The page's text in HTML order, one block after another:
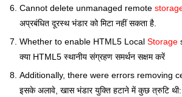
Cannot delete unmanaged remote
अप्रबंधित दूरस्थ भंडार को मिटा नहीं सकता है.
Whether to enable HTML5 Local Storage
क्या HTML5 स्थानीय संग्रहण समर्थन सक्षम करें
Additionally, there were errors removing
इसके अलावे, खास भंडार युक्ति हटाने में कुछ त्रुटि थी: